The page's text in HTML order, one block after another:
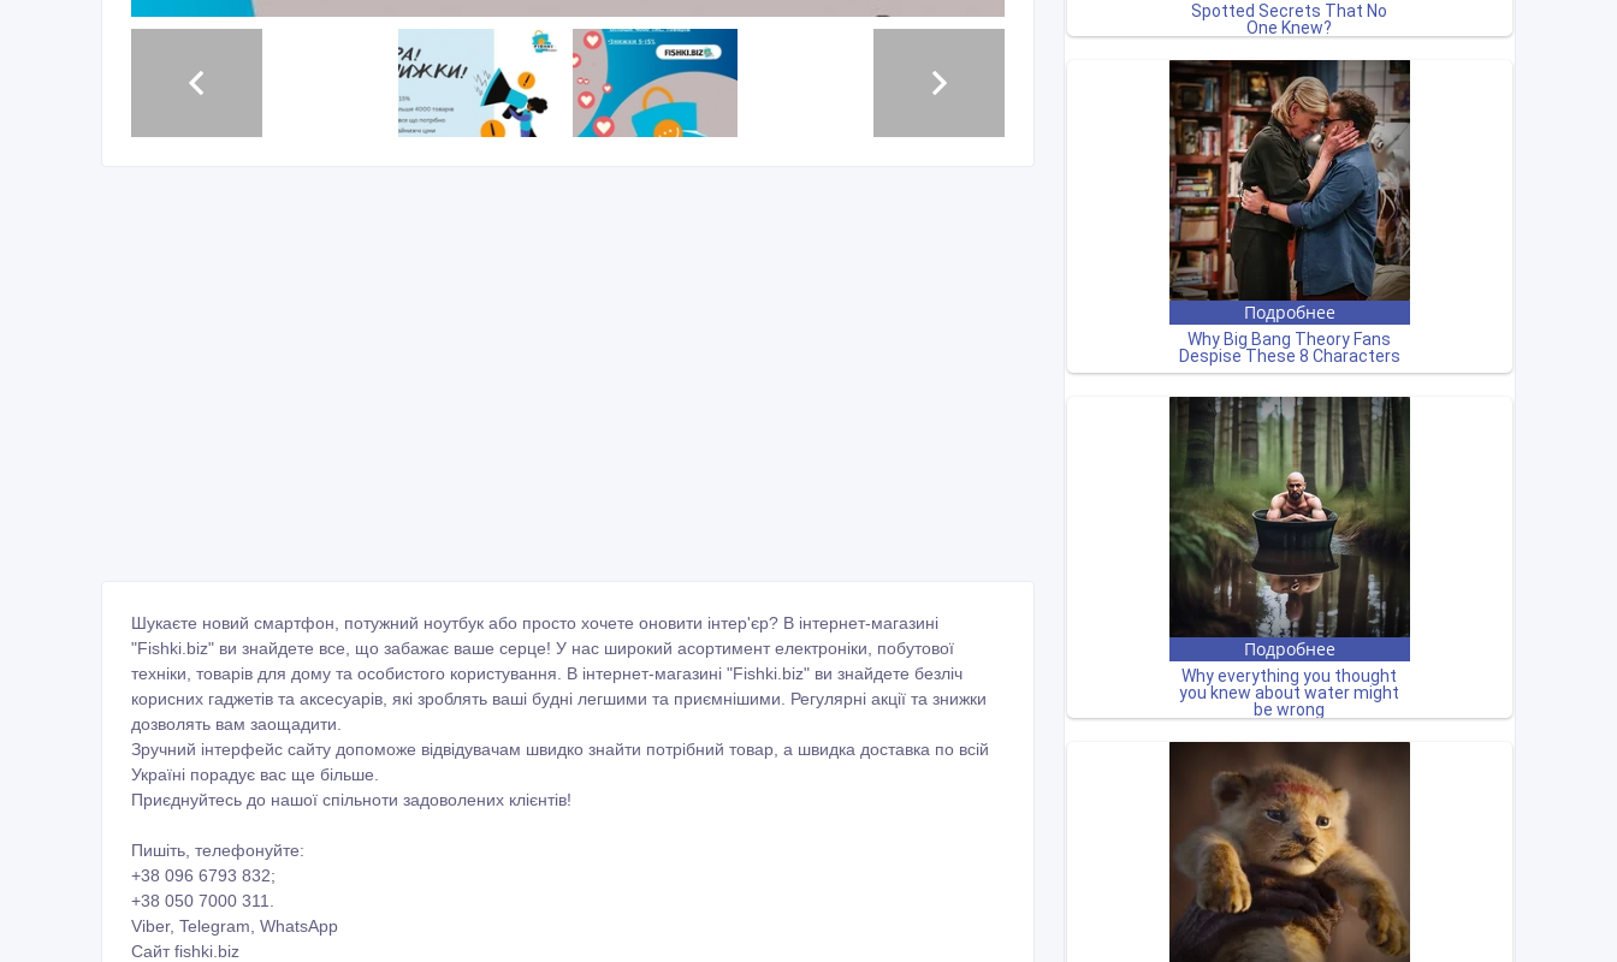
Шукаєте новий смартфон, потужний ноутбук або просто хочете оновити інтер'єр? В інтернет-магазині
"Fishki.biz" ви знайдете все, що забажає ваше серце! У нас широкий асортимент електроніки, побутової
техніки, товарів для дому та особистого користування. В інтернет-магазині "Fishki.biz" ви знайдете безліч
корисних гаджетів та аксесуарів, які зроблять ваші будні легшими та приємнішими. Регулярні акції та знижки
дозволять вам заощадити.
Зручний інтерфейс сайту допоможе відвідувачам швидко знайти потрібний товар, а швидка доставка по всій
Україні порадує вас ще більше.
Приєднуйтесь до нашої спільноти задоволених клієнтів!
Пишіть, телефонуйте:
+38 096 6793 832;
+38 050 7000 311.
Viber, Telegram, WhatsApp
Сайт fishki.biz